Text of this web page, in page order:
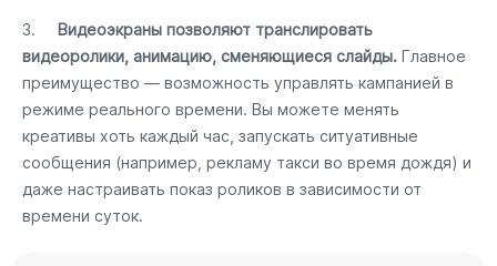
3. Видеоэкраны позволяют транслировать
видеоролики, анимацию, сменяющиеся слайды. Главное
преимущество — возможность управлять кампанией в
режиме реального времени. Вы можете менять
креативы хоть каждый час, запускать ситуативные
сообщения (например, рекламу такси во время дождя) и
даже настраивать показ роликов в зависимости от
времени суток.